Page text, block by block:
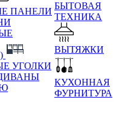
ПАНЕЛИ
УГОЛКИ
БЫТОВАЯ
ТЕХНИКА
ВЫТЯЖКИ
КУХОННАЯ
ФУРНИТУРА